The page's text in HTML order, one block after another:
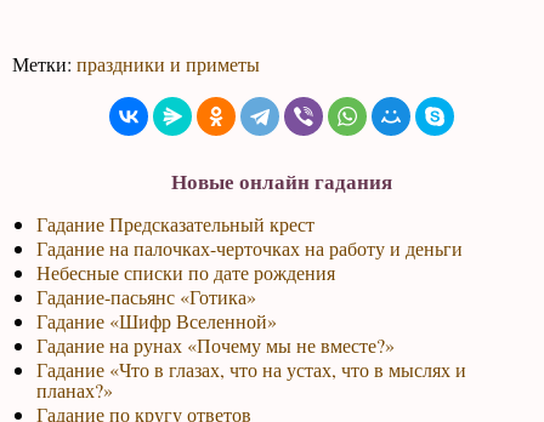
Метки:праздники и приметы
Новые онлайн гадания
Гадание Предсказательный крест
Гадание на палочках-черточках на работу и деньги
Небесные списки по дате рождения
Гадание-пасьянс «Готика»
Гадание «Шифр Вселенной»
Гадание на рунах «Почему мы не вместе?»
Гадание «Что в глазах, что на устах, что в мыслях и
планах?»
Гадание по кругу ответов